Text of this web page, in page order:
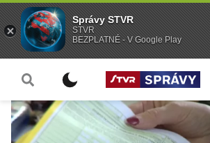
Správy STVR
STVR
BEZPLATNÉ - V Google Play